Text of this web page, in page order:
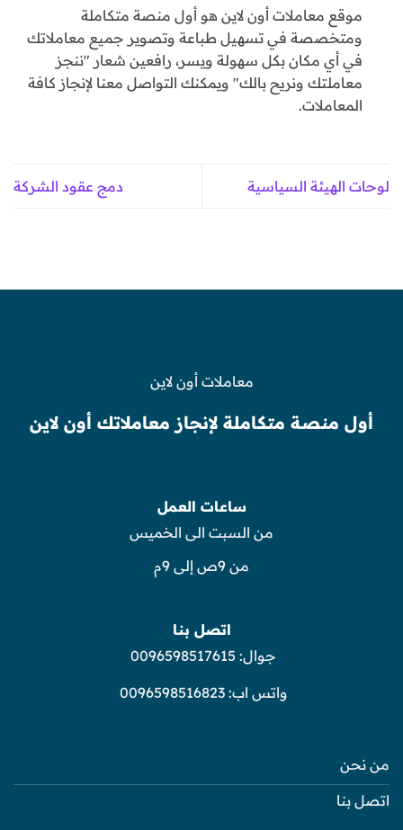
موقع معاملات أون لاين هو أول منصة متكاملة
ومتخصصة في تسهيل طباعة وتصوير جميع معاملاتك
في أي مكان بكل سهولة ويسر، رافعين شعار "ننجز
معاملتك ونريح بالك" ويمكنك التواصل معنا لإنجاز كافة
المعاملات.
لوحات الهيئة السياسية دمج عقود الشركة
معاملات أون لاين
أول منصة متكاملة لإنجاز معاملاتك أون لاين
ساعات العمل
من السبت الى الخميس
من 9ص إلى 9م
اتصل بنا
جوال: 0096598517615
واتس اب:0096598516823
من نحن
اتصل بنا